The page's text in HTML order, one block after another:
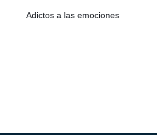
Adictos a las emociones